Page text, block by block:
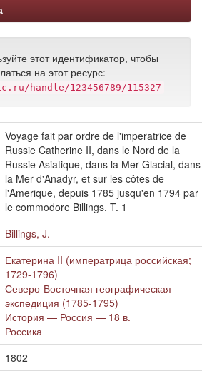
этот идентификатор, чтобы
на этот ресурс:
handle/123456789/115327
Voyage fait par ordre de l'imperatrice de
Russie Catherine II, dans le Nord de la
Russie Asiatique, dans la Mer Glacial, dans
la Mer d'Anadyr, et sur les côtes de
l'Amerique, depuis 1785 jusqu'en 1794 par
le commodore Billings. T. 1
Billings, J.
Екатерина II (императрица российская;
1729-1796)
Северо-Восточная географическая
экспедиция (1785-1795)
История — Россия — 18 в.
Россика
1802